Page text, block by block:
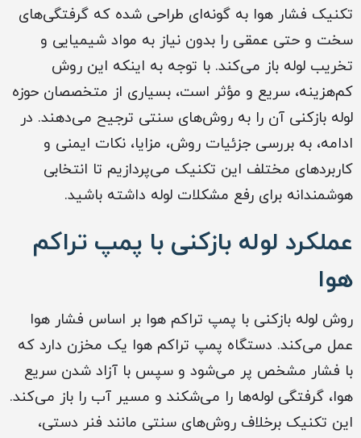
تکنیک فشار هوا به گونه‌ای طراحی شده که گرفتگی‌های
سخت و حتی عمقی را بدون نیاز به مواد شیمیایی و
تخریب لوله باز می‌کند. با توجه به اینکه این روش
کم‌هزینه، سریع و مؤثر است، بسیاری از متخصصان حوزه
لوله بازکنی آن را به روش‌های سنتی ترجیح می‌دهند. در
ادامه، به بررسی جزئیات روش، مزایا، نکات ایمنی و
کاربردهای مختلف این تکنیک می‌پردازیم تا انتخابی
هوشمندانه برای رفع مشکلات لوله داشته باشید.
عملکرد لوله بازکنی با پمپ تراکم
هوا
روش لوله بازکنی با پمپ تراکم هوا بر اساس فشار هوا
عمل می‌کند. دستگاه پمپ تراکم هوا یک مخزن دارد که
با فشار مشخص پر می‌شود و سپس با آزاد شدن سریع
هوا، گرفتگی لوله‌ها را می‌شکند و مسیر آب را باز می‌کند.
این تکنیک برخلاف روش‌های سنتی مانند فنر دستی،